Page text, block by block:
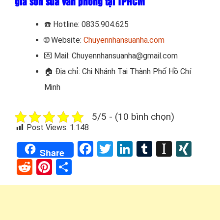
giá sơn sửa văn phòng tại TPHCM
☎️ Hotline: 0835.904.625
🌐 Website: Chuyennhansuanha.com
💌 Mail: Chuyennhansuanha@gmail.com
🏠 Địa chỉ: Chi Nhánh Tại Thành Phố Hồ Chí
Minh
5/5 - (10 bình chọn)
Post Views: 1.148
Share Facebook
TwitterLinkedIn
Tumblr
RedditPinterest